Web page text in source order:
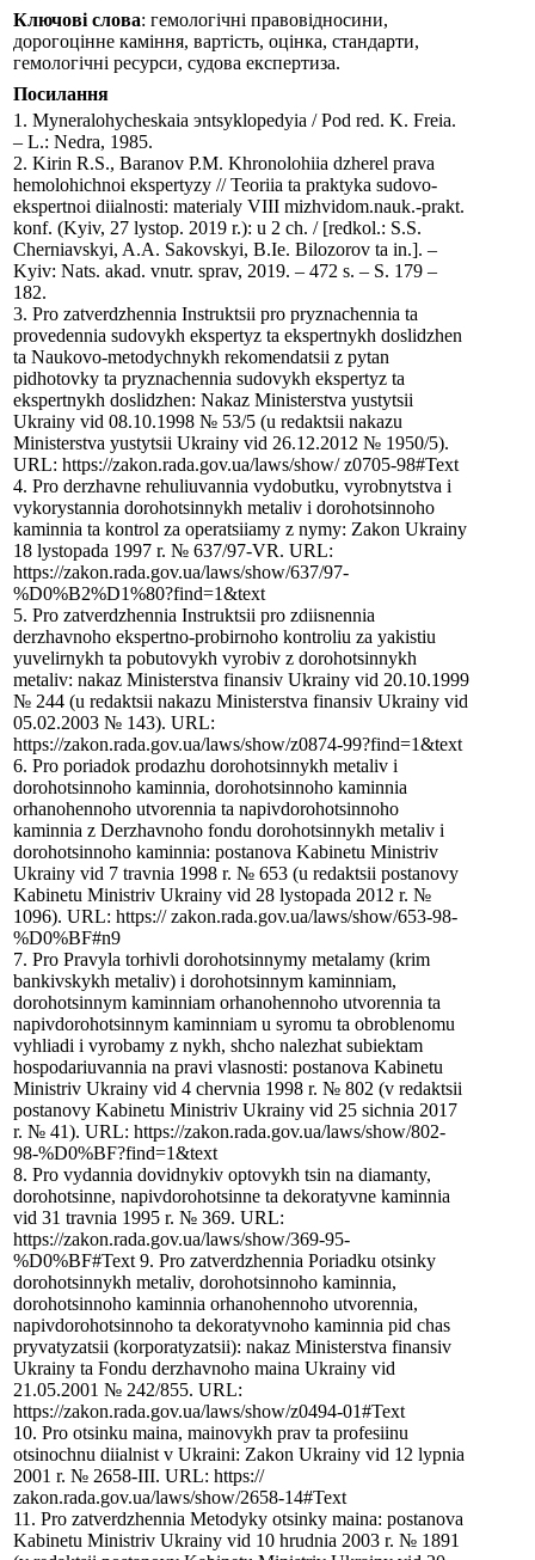
Ключові слова: гемологічні правовідносини,
дорогоцінне каміння, вартість, оцінка, стандарти,
гемологічні ресурси, судова експертиза.
Посилання
1. Myneralohycheskaia эntsyklopedyia / Pod red. K. Freia.
– L.: Nedra, 1985.
2. Kirin R.S., Baranov P.M. Khronolohiia dzherel prava
hemolohichnoi ekspertyzy // Teoriia ta praktyka sudovo-
ekspertnoi diialnosti: materialy VIII mizhvidom.nauk.-prakt.
konf. (Kyiv, 27 lystop. 2019 r.): u 2 ch. / [redkol.: S.S.
Cherniavskyi, A.A. Sakovskyi, B.Ie. Bilozorov ta in.]. –
Kyiv: Nats. akad. vnutr. sprav, 2019. – 472 s. – S. 179 –
182.
3. Pro zatverdzhennia Instruktsii pro pryznachennia ta
provedennia sudovykh ekspertyz ta ekspertnykh doslidzhen
ta Naukovo-metodychnykh rekomendatsii z pytan
pidhotovky ta pryznachennia sudovykh ekspertyz ta
ekspertnykh doslidzhen: Nakaz Ministerstva yustytsii
Ukrainy vid 08.10.1998 № 53/5 (u redaktsii nakazu
Ministerstva yustytsii Ukrainy vid 26.12.2012 № 1950/5).
URL: https://zakon.rada.gov.ua/laws/show/ z0705-98#Text
4. Pro derzhavne rehuliuvannia vydobutku, vyrobnytstva i
vykorystannia dorohotsinnykh metaliv i dorohotsinnoho
kaminnia ta kontrol za operatsiiamy z nymy: Zakon Ukrainy
18 lystopada 1997 r. № 637/97-VR. URL:
https://zakon.rada.gov.ua/laws/show/637/97-
%D0%B2%D1%80?find=1&text
5. Pro zatverdzhennia Instruktsii pro zdiisnennia
derzhavnoho ekspertno-probirnoho kontroliu za yakistiu
yuvelirnykh ta pobutovykh vyrobiv z dorohotsinnykh
metaliv: nakaz Ministerstva finansiv Ukrainy vid 20.10.1999
№ 244 (u redaktsii nakazu Ministerstva finansiv Ukrainy vid
05.02.2003 № 143). URL:
https://zakon.rada.gov.ua/laws/show/z0874-99?find=1&text
6. Pro poriadok prodazhu dorohotsinnykh metaliv i
dorohotsinnoho kaminnia, dorohotsinnoho kaminnia
orhanohennoho utvorennia ta napivdorohotsinnoho
kaminnia z Derzhavnoho fondu dorohotsinnykh metaliv i
dorohotsinnoho kaminnia: postanova Kabinetu Ministriv
Ukrainy vid 7 travnia 1998 r. № 653 (u redaktsii postanovy
Kabinetu Ministriv Ukrainy vid 28 lystopada 2012 r. №
1096). URL: https:// zakon.rada.gov.ua/laws/show/653-98-
%D0%BF#n9
7. Pro Pravyla torhivli dorohotsinnymy metalamy (krim
bankivskykh metaliv) i dorohotsinnym kaminniam,
dorohotsinnym kaminniam orhanohennoho utvorennia ta
napivdorohotsinnym kaminniam u syromu ta obroblenomu
vyhliadi i vyrobamy z nykh, shcho nalezhat subiektam
hospodariuvannia na pravi vlasnosti: postanova Kabinetu
Ministriv Ukrainy vid 4 chervnia 1998 r. № 802 (v redaktsii
postanovy Kabinetu Ministriv Ukrainy vid 25 sichnia 2017
r. № 41). URL: https://zakon.rada.gov.ua/laws/show/802-
98-%D0%BF?find=1&text
8. Pro vydannia dovidnykiv optovykh tsin na diamanty,
dorohotsinne, napivdorohotsinne ta dekoratyvne kaminnia
vid 31 travnia 1995 r. № 369. URL:
https://zakon.rada.gov.ua/laws/show/369-95-
%D0%BF#Text 9. Pro zatverdzhennia Poriadku otsinky
dorohotsinnykh metaliv, dorohotsinnoho kaminnia,
dorohotsinnoho kaminnia orhanohennoho utvorennia,
napivdorohotsinnoho ta dekoratyvnoho kaminnia pid chas
pryvatyzatsii (korporatyzatsii): nakaz Ministerstva finansiv
Ukrainy ta Fondu derzhavnoho maina Ukrainy vid
21.05.2001 № 242/855. URL:
https://zakon.rada.gov.ua/laws/show/z0494-01#Text
10. Pro otsinku maina, mainovykh prav ta profesiinu
otsinochnu diialnist v Ukraini: Zakon Ukrainy vid 12 lypnia
2001 r. № 2658-III. URL: https://
zakon.rada.gov.ua/laws/show/2658-14#Text
11. Pro zatverdzhennia Metodyky otsinky maina: postanova
Kabinetu Ministriv Ukrainy vid 10 hrudnia 2003 r. № 1891